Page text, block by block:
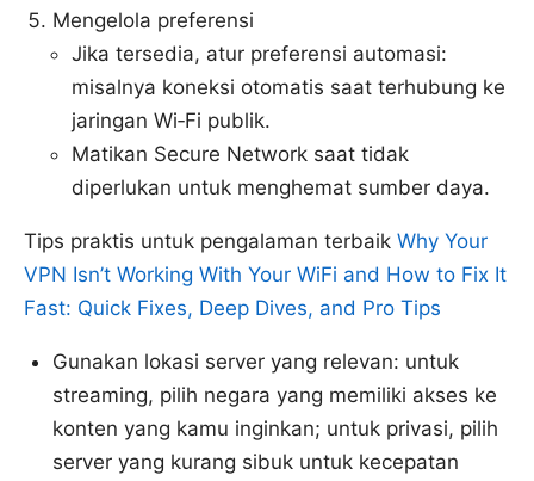
Mengelola preferensi
Jika tersedia, atur preferensi automasi:
misalnya koneksi otomatis saat terhubung ke
jaringan Wi‑Fi publik.
Matikan Secure Network saat tidak
diperlukan untuk menghemat sumber daya.
Tips praktis untuk pengalaman terbaik Why Your
VPN Isn’t Working With Your WiFi and How to Fix It
Fast: Quick Fixes, Deep Dives, and Pro Tips
Gunakan lokasi server yang relevan: untuk
streaming, pilih negara yang memiliki akses ke
konten yang kamu inginkan; untuk privasi, pilih
server yang kurang sibuk untuk kecepatan